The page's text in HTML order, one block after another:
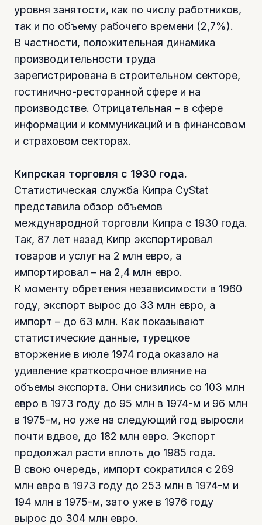
уровня занятости, как по числу работников,
так и по объему рабочего времени (2,7%).
В частности, положительная динамика
производительности труда
зарегистрирована в строительном секторе,
гостинично-ресторанной сфере и на
производстве. Отрицательная – в сфере
информации и коммуникаций и в финансовом
и страховом секторах.
Кипрская торговля с 1930 года.
Статистическая служба Кипра CyStat
представила обзор объемов
международной торговли Кипра с 1930 года.
Так, 87 лет назад Кипр экспортировал
товаров и услуг на 2 млн евро, а
импортировал – на 2,4 млн евро.
К моменту обретения независимости в 1960
году, экспорт вырос до 33 млн евро, а
импорт – до 63 млн. Как показывают
статистические данные, турецкое
вторжение в июле 1974 года оказало на
удивление краткосрочное влияние на
объемы экспорта. Они снизились со 103 млн
евро в 1973 году до 95 млн в 1974-м и 96 млн
в 1975-м, но уже на следующий год выросли
почти вдвое, до 182 млн евро. Экспорт
продолжал расти вплоть до 1985 года.
В свою очередь, импорт сократился с 269
млн евро в 1973 году до 253 млн в 1974-м и
194 млн в 1975-м, зато уже в 1976 году
вырос до 304 млн евро.